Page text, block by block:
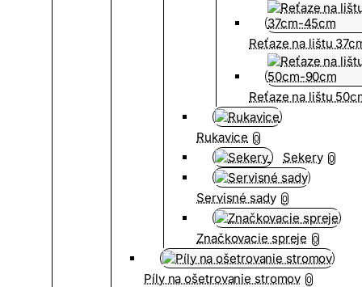
Reťaze na lištu
Reťaze na lištu
Rukavice 0
Sekery 0
Servisné sady 0
Značkovacie spreje 0
Píly na ošetrovanie stromov 0